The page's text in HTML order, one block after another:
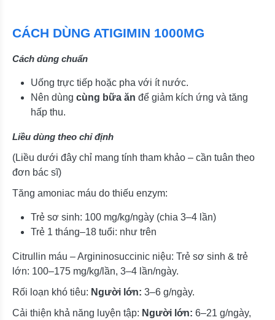
CÁCH DÙNG ATIGIMIN 1000MG
Cách dùng chuẩn
Uống trực tiếp hoặc pha với ít nước.
Nên dùng cùng bữa ăn để giảm kích ứng và tăng
hấp thu.
Liều dùng theo chỉ định
(Liều dưới đây chỉ mang tính tham khảo – cần tuân theo
đơn bác sĩ)
Tăng amoniac máu do thiếu enzym:
Trẻ sơ sinh: 100 mg/kg/ngày (chia 3–4 lần)
Trẻ 1 tháng–18 tuổi: như trên
Citrullin máu – Argininosuccinic niệu: Trẻ sơ sinh & trẻ
lớn: 100–175 mg/kg/lần, 3–4 lần/ngày.
Rối loạn khó tiêu: Người lớn: 3–6 g/ngày.
Cải thiện khả năng luyện tập: Người lớn: 6–21 g/ngày,